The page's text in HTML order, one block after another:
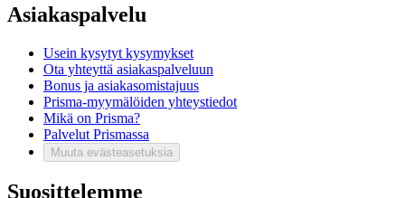
Asiakaspalvelu
Usein kysytyt kysymykset
Ota yhteyttä asiakaspalveluun
Bonus ja asiakasomistajuus
Prisma-myymälöiden yhteystiedot
Mikä on Prisma?
Palvelut Prismassa
Muuta evästeasetuksia
Suosittelemme